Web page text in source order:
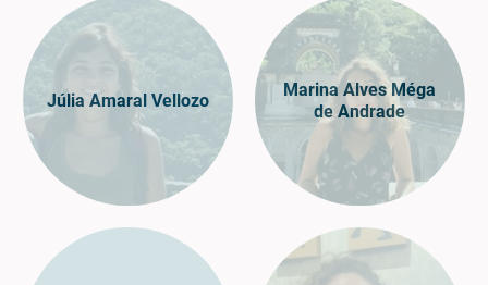
Júlia Amaral Vellozo
Marina Alves Méga
de Andrade